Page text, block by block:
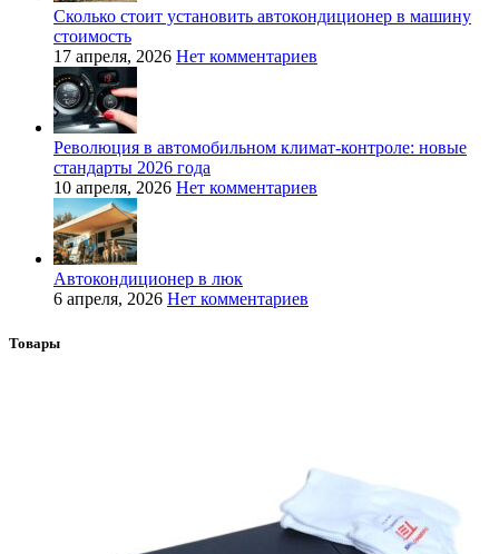
Сколько стоит установить автокондиционер в машину
стоимость
17 апреля, 2026 Нет комментариев
Революция в автомобильном климат-контроле: новые
стандарты 2026 года
10 апреля, 2026 Нет комментариев
Автокондиционер в люк
6 апреля, 2026 Нет комментариев
Товары